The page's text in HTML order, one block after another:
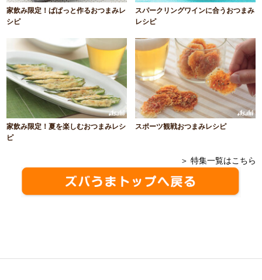
家飲み限定！ぱぱっと作るおつまみレ
シピ
スパークリングワインに合うおつまみ
レシピ
家飲み限定！夏を楽しむおつまみレシ
ピ
スポーツ観戦おつまみレシピ
＞ 特集一覧はこちら